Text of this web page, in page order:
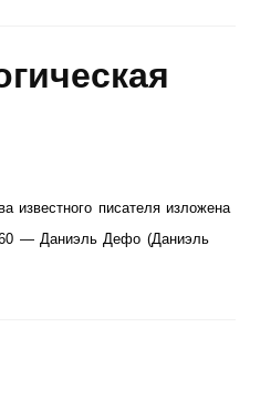
известного писателя изложена
— Даниэль Дефо (Даниэль